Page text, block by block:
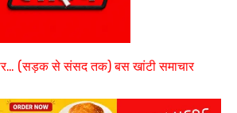
(सड़क से संसद तक) बस खांटी समाचार